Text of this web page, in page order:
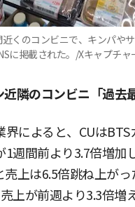
くのコンビニで、キンパや
に掲載された。/Xキャプチャ
隣のコンビニ「過去
界によると、CUは
1週間前より3.7倍増加
上は6.5倍跳ね上が
上が前週より3.3倍増